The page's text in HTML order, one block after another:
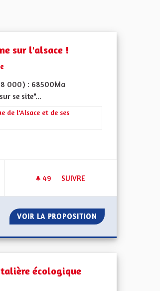
L'ALSACE DEPUIS LE MOYEN AGES
REPRÉSENTANT L'ALSACE DEPUIS LE
sur l'alsace !
000) : 68500Ma
se site"...
: L'attractivité économique de l'Alsace
de l'Alsace et de ses
49 49 ABONNÉS
SUIVRE
VOIR LA PROPOSITION INFORMATION
écologique